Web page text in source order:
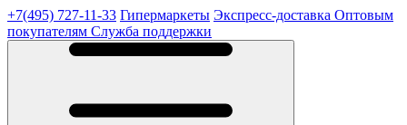
+7(495) 727-11-33 Гипермаркеты Экспресс-доставка Оптовым
покупателям Служба поддержки